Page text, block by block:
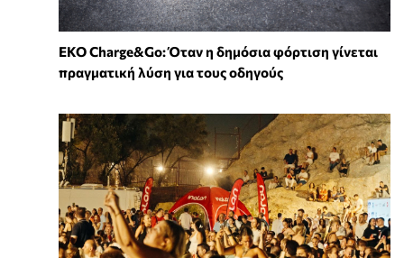
EKO Charge&Go: Όταν η δημόσια φόρτιση γίνεται
πραγματική λύση για τους οδηγούς